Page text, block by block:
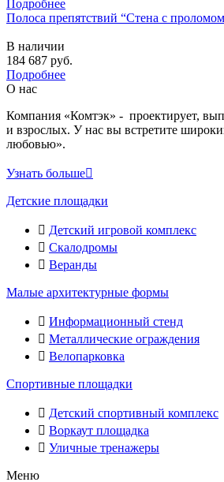
Подробнее
Полоса препятствий “Стена с
В наличии
184 687 руб.
Подробнее
О нас
Компания «Комтэк» - проектирует,
и взрослых. У нас вы встретите
любовью».
Узнать больше
Детские площадки
Детский игровой комплекс
Скалодромы
Веранды
Малые архитектурные формы
Информационный стенд
Металлические ограждения
Велопарковка
Спортивные площадки
Детский спортивный комплекс
Воркаут площадка
Уличные тренажеры
Меню